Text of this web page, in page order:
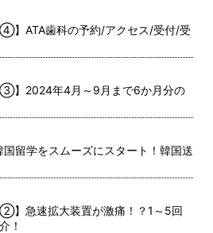
➃】ATA歯科の予約/アクセス/受付/受
➂】2024年4月～9月まで6か月分の
国留学をスムーズにスタート！韓国送
➁】急速拡大装置が激痛！？1～5回
！